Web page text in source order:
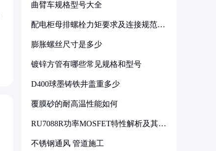
曲臂车规格型号大全
配电柜母排螺栓力矩要求及连接规范详
膨胀螺丝尺寸是多少
镀锌方管有哪些常见规格和型号
D400球墨铸铁井盖重多少
覆膜砂的耐高温性能如何
RU7088R功率MOSFET特性解析及其在
不锈钢通风 管道施工